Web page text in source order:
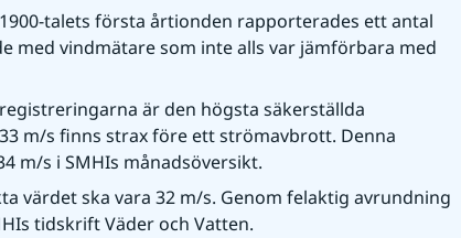
talets första årtionden rapporterades ett antal
med vindmätare som inte alls var jämförbara med
är den högsta säkerställda
m/s finns strax före ett strömavbrott. Denna
m/s i SMHIs månadsöversikt.
värdet ska vara 32 m/s. Genom felaktig avrundning
tidskrift Väder och Vatten.